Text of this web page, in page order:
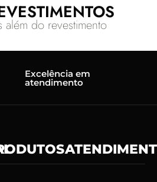
além do revestimento
Excelência em
atendimento